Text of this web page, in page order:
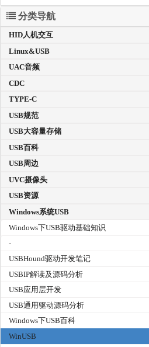
分类导航
HID人机交互
Linux&USB
UAC音频
CDC
TYPE-C
USB规范
USB大容量存储
USB百科
USB周边
UVC摄像头
USB资源
Windows系统USB
Windows下USB驱动基础知识
-
USBHound驱动开发笔记
USBIP解读及源码分析
USB应用层开发
USB通用驱动源码分析
Windows下USB百科
WinUSB